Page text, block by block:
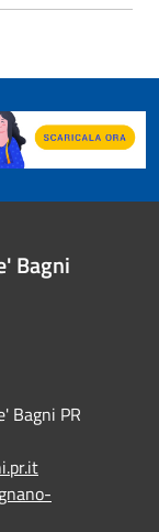
Bagni
Bagni PR